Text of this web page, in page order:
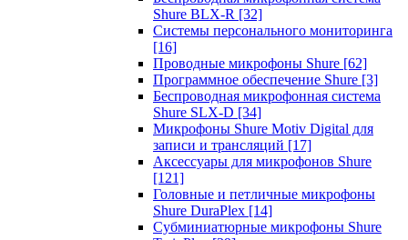
Shure BLX-R [32]
Системы персонального мониторинга
[16]
Проводные микрофоны Shure [62]
Программное обеспечение Shure [3]
Беспроводная микрофонная система
Shure SLX-D [34]
Микрофоны Shure Motiv Digital для
записи и трансляций [17]
Аксессуары для микрофонов Shure
[121]
Головные и петличные микрофоны
Shure DuraPlex [14]
Субминиатюрные микрофоны Shure